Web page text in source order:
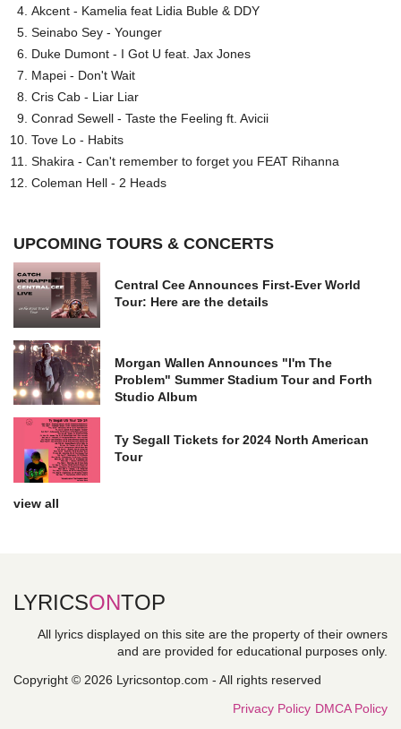
Akcent - Kamelia feat Lidia Buble & DDY
Seinabo Sey - Younger
Duke Dumont - I Got U feat. Jax Jones
Mapei - Don't Wait
Cris Cab - Liar Liar
Conrad Sewell - Taste the Feeling ft. Avicii
Tove Lo - Habits
Shakira - Can't remember to forget you FEAT Rihanna
Coleman Hell - 2 Heads
UPCOMING TOURS & CONCERTS
Central Cee Announces First-Ever World
Tour: Here are the details
Morgan Wallen Announces "I'm The
Problem" Summer Stadium Tour and Forth
Studio Album
Ty Segall Tickets for 2024 North American
Tour
view all
LYRICSONTOP
All lyrics displayed on this site are the property of their owners
and are provided for educational purposes only.
Copyright © 2026 Lyricsontop.com - All rights reserved
DMCA Policy
Privacy Policy